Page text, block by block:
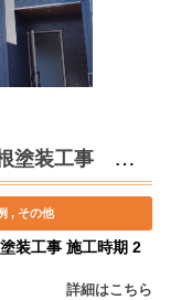
川越市 グレー系 外壁塗装 / 屋根塗装工事 K様邸
その他
装工事 施工時期 2
詳細はこちら